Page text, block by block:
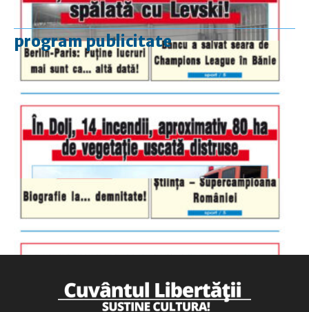
program publicitate
luni-vineri
9.00 - 17.00
duminică
9.00 - 12.00